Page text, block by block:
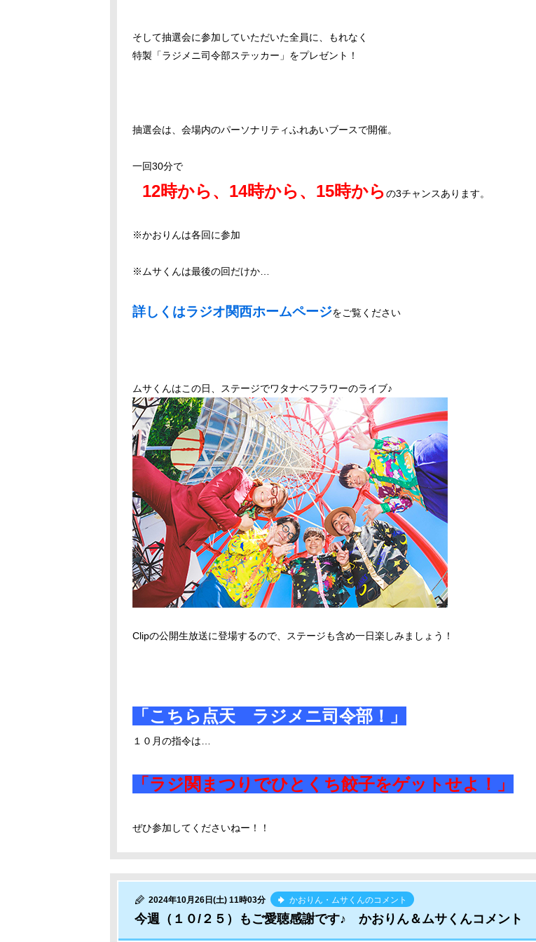
そして抽選会に参加していただいた全員に、もれなく
特製「ラジメニ司令部ステッカー」をプレゼント！
抽選会は、会場内のパーソナリティふれあいブースで開催。
一回30分で
12時から、14時から、15時からの3チャンスあります。
※かおりんは各回に参加
※ムサくんは最後の回だけか…
詳しくはラジオ関西ホームページをご覧ください
ムサくんはこの日、ステージでワタナベフラワーのライブ♪
Clipの公開生放送に登場するので、ステージも含め一日楽しみましょう！
「こちら点天 ラジメニ司令部！」
１０月の指令は…
「ラジ関まつりでひとくち餃子をゲットせよ！」
ぜひ参加してくださいねー！！
2024年10月26日(土) 11時03分 かおりん・ムサくんのコメント
今週（１０/２５）もご愛聴感謝です♪ かおりん＆ムサくんコメント